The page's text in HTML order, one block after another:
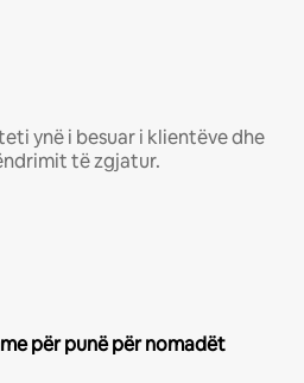
ynë i besuar i klientëve dhe
të zgjatur.
për punë për nomadët